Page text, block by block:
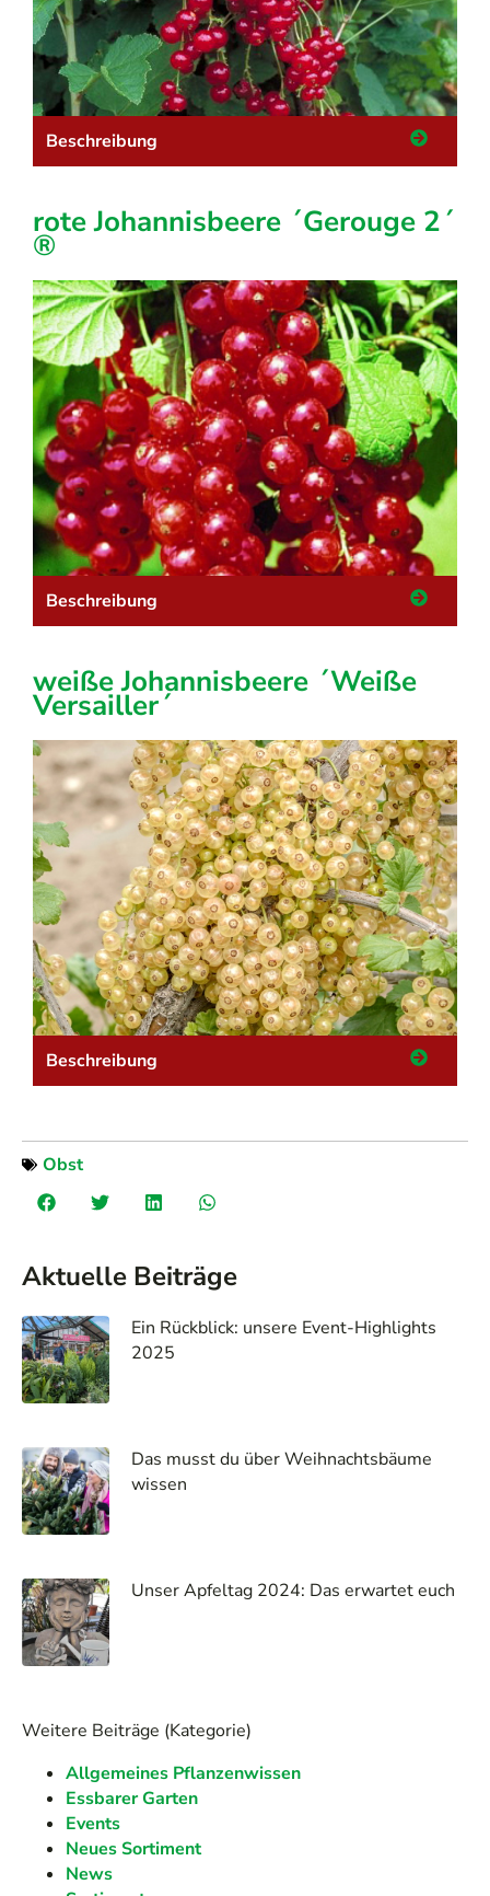
Beschreibung
rote Johannisbeere ´Gerouge 2´
®
Beschreibung
weiße Johannisbeere ´Weiße
Versailler´
Beschreibung
Obst
Aktuelle Beiträge
Ein Rückblick: unsere Event-Highlights
2025
Das musst du über Weihnachtsbäume
wissen
Unser Apfeltag 2024: Das erwartet euch
Weitere Beiträge (Kategorie)
Allgemeines Pflanzenwissen
Essbarer Garten
Events
Neues Sortiment
News